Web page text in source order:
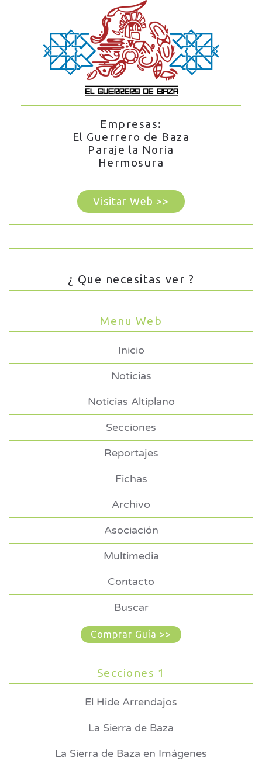
Empresas:
El Guerrero de Baza
Paraje la Noria
Hermosura
Visitar Web >>
¿ Que necesitas ver ?
Menu Web
Inicio
Noticias
Noticias Altiplano
Secciones
Reportajes
Fichas
Archivo
Asociación
Multimedia
Contacto
Buscar
Comprar Guía >>
Secciones 1
El Hide Arrendajos
La Sierra de Baza
La Sierra de Baza en Imágenes